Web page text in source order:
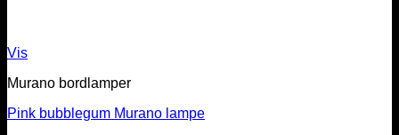
Vis
Murano bordlamper
Pink bubblegum Murano lampe